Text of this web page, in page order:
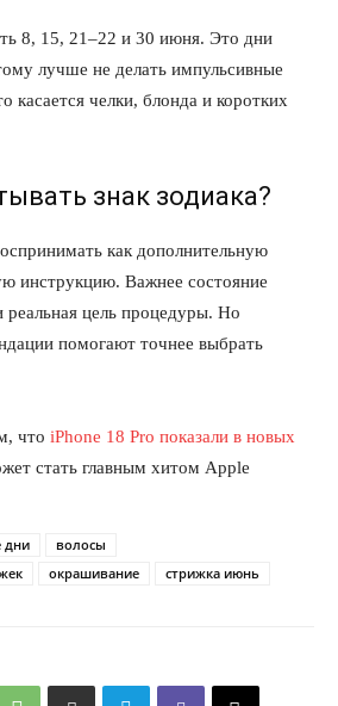
8, 15, 21–22 и 30 июня. Это дни
лучше не делать импульсивные
касается челки, блонда и коротких
знак зодиака?
как дополнительную
инструкцию. Важнее состояние
реальная цель процедуры. Но
помогают точнее выбрать
что iPhone 18 Pro показали в новых
стать главным хитом Apple
дни
волосы
окрашивание стрижка июнь